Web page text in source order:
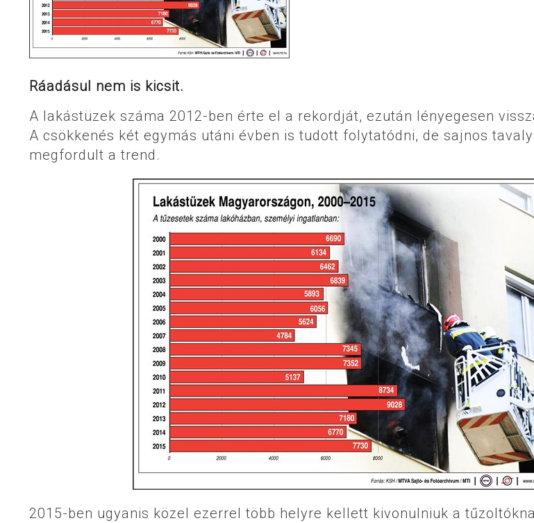
Ráadásul nem is kicsit.
A lakástüzek száma 2012-ben érte el a rekordját, ezután lényegesen
A csökkenés két egymás utáni évben is tudott folytatódni, de sajnos
megfordult a trend.
2015-ben ugyanis közel ezerrel több helyre kellett kivonulniuk a